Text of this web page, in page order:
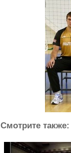
Смотрите также: